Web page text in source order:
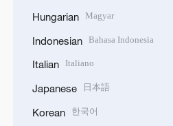
Hungarian Magyar
Indonesian Bahasa Indonesia
Italian Italiano
Japanese 日本語
Korean 한국어